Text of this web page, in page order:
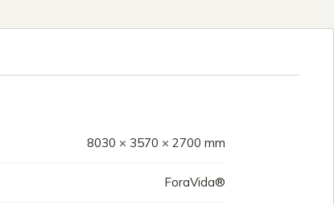
8030 × 3570 × 2700 mm
ForaVida®